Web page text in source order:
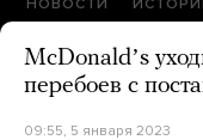
НОВОСТИ
McDonaldʼs
перебоев с
09:55, 5 января 2023